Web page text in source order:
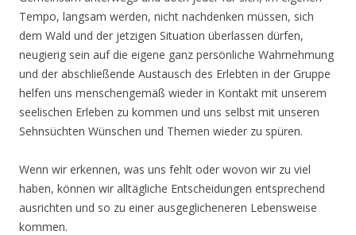
Tempo, langsam werden, nicht nachdenken müssen, sich
dem Wald und der jetzigen Situation überlassen dürfen,
neugierig sein auf die eigene ganz persönliche Wahrnehmung
und der abschließende Austausch des Erlebten in der Gruppe
helfen uns menschengemäß wieder in Kontakt mit unserem
seelischen Erleben zu kommen und uns selbst mit unseren
Sehnsüchten Wünschen und Themen wieder zu spüren.
Wenn wir erkennen, was uns fehlt oder wovon wir zu viel
haben, können wir alltägliche Entscheidungen entsprechend
ausrichten und so zu einer ausgeglicheneren Lebensweise
kommen.